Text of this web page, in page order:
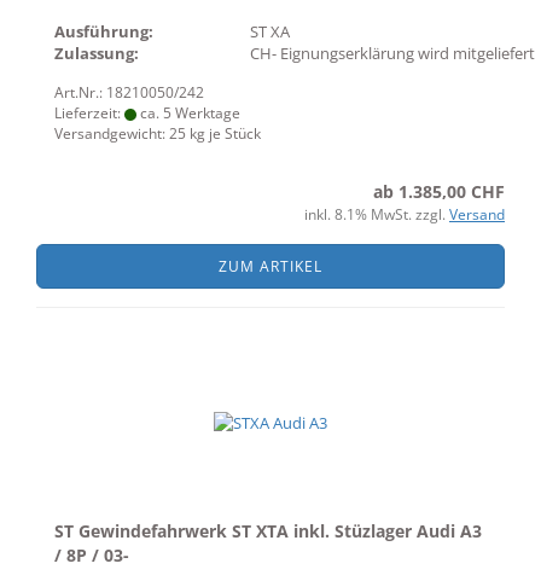
Ausführung:
ST XA
Zulassung:
CH- Eignungserklärung wird mitgeliefert
Art.Nr.: 18210050/242
Lieferzeit:
ca. 5 Werktage
Versandgewicht:25 kg je Stück
ab 1.385,00 CHF
inkl. 8.1% MwSt. zzgl. Versand
ZUM ARTIKEL
ST Gewindefahrwerk ST XTA inkl. Stüzlager Audi A3
/ 8P / 03-